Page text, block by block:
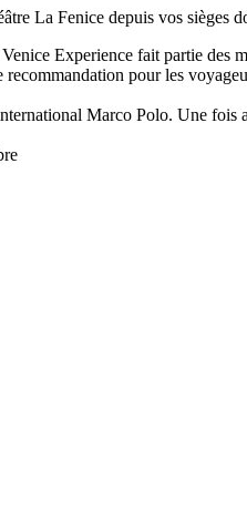
La Fenice depuis vos sièges
Experience fait partie des
pour les
Marco Polo. Une